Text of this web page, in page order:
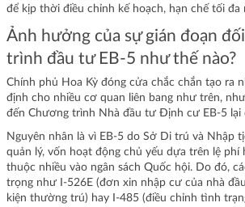
để kịp thời điều chỉnh kế hoạch, hạn chế tối
Ảnh hưởng của sự gián đoạn
trình đầu tư EB-5 như thế nào?
Chính phủ Hoa Kỳ đóng cửa chắc chắn tạo ra
định cho nhiều cơ quan liên bang như trên,
đến Chương trình Nhà đầu tư Định cư EB-5 lại
Nguyên nhân là vì EB-5 do Sở Di trú và Nhập
quản lý, vốn hoạt động chủ yếu dựa trên lệ phí
thuộc nhiều vào ngân sách Quốc hội. Do đó,
trọng như I-526E (đơn xin nhập cư của nhà
kiện thường trú) hay I-485 (điều chỉnh tình